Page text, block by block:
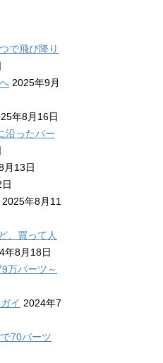
で飛び降り
2025年9月
年8月16日
沿ったバー
月13日
2025年8月11
、買って人
年8月18日
万バーツ～
イ 2024年7
70バーツ